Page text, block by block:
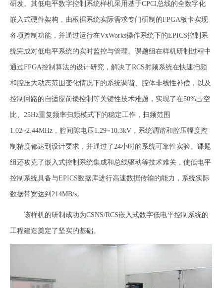
研发。其低电平数字控制系统样机采用基于CPCI总线的全数字化
嵌入式硬件架构，由根据系统实际需求专门研制的FPGA板卡实现
各项控制功能，并通过运行在VxWorks操作系统下的EPICS控制系
统完成对低电平系统的实时监控与管理。课题组在样机研制过程中
通过FPGA控制算法的设计研究，解决了RCS射频系统在快速扫频
和腔压大动态范围变化情况下的系统调谐、腔体非线性补偿，以及
控制回路的自适应前馈控制等关键性技术难题，实现了在50%占空
比、25Hz重复频率扫频模式下的稳定工作，扫频范围
1.02~2.44MHz，腔间隙电压1.29~10.3kV，系统调谐和腔压幅度控
制精度都达到设计要求，并通过了24小时的系统可靠性实验。课题
组还攻克了嵌入式控制系统集成和总线驱动等技术难关，使低电平
控制系统具备与EPICS数据库进行高速数据传输的能力，系统实际
数据带宽达到214MB/s。
该样机的研制成功为CSNS/RCS嵌入式数字低电平控制系统的
工程建造奠定了坚实的基础。